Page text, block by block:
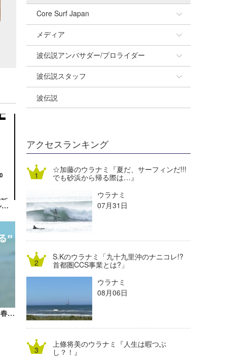
11/26（土）プレミアムガレージセール＠8hotelが開催！【広告】
「TAVARUA」かぶる＋塗るで始める、春のUV対策【AD】
Core Surf Japan
Naoya Kimoto
mitsuteru Kamio
Yasunari Inoue
Yoshiyuki Obata
DELTA FORCE SURF
熊谷素子
メディア
SURFMEDIA
Colors MAGAZINE
WAVAL
波伝説アンバサダー/プロライダー
福島寿実子
中浦“JET”章
進士剛光
植村未来
NOBUFUKU
大野”MAR”修聖
喜納海人
波伝説スタッフ
☆加藤
Aichan
ECE
G◎Da
H
KID
KOBU
MIN
mitz
OYZ
波伝説
アクセスランキング
☆加藤のウラナミ『夏だ、サーフィンだ!!!
でも砂浜から帰る際は…』
ウラナミ
07月31日
S.Kのウラナミ「九十九里沖のナニコレ!?
首都圏CCS事業とは?」
ウラナミ
08月06日
上條将美のウラナミ『人生は暇つぶ
し？！』